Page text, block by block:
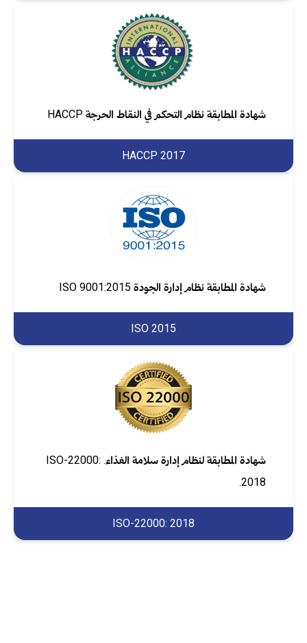
شهادة المطابقة نظام التحكم في النقاط الحرجة HACCP
HACCP 2017
شهادة المطابقة نظام إدارة الجودة ISO 9001:2015
ISO 2015
شهادة المطابقة لنظام إدارة سلامة الغذاء. ISO-22000:
2018.
ISO-22000: 2018